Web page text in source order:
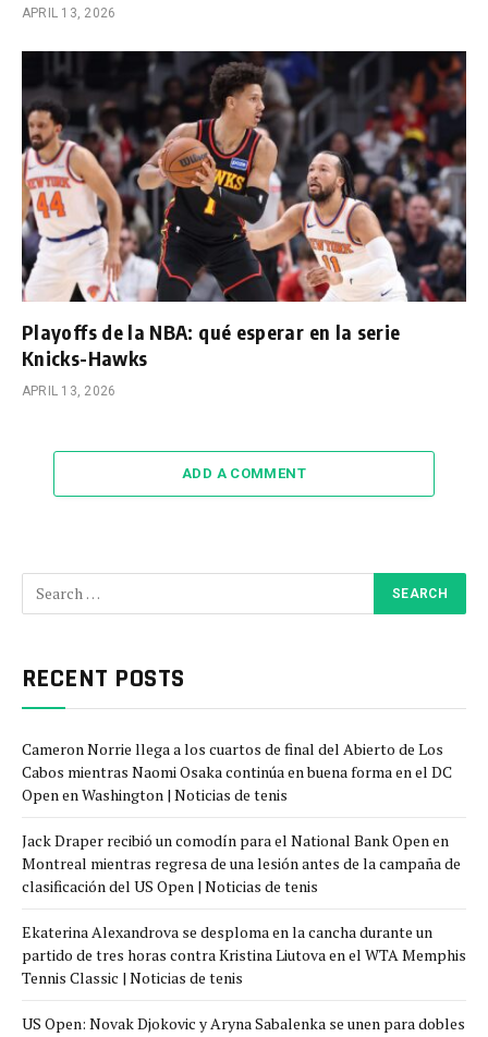
APRIL 13, 2026
Playoffs de la NBA: qué esperar en la serie
Knicks-Hawks
APRIL 13, 2026
ADD A COMMENT
RECENT POSTS
Cameron Norrie llega a los cuartos de final del Abierto de Los
Cabos mientras Naomi Osaka continúa en buena forma en el DC
Open en Washington | Noticias de tenis
Jack Draper recibió un comodín para el National Bank Open en
Montreal mientras regresa de una lesión antes de la campaña de
clasificación del US Open | Noticias de tenis
Ekaterina Alexandrova se desploma en la cancha durante un
partido de tres horas contra Kristina Liutova en el WTA Memphis
Tennis Classic | Noticias de tenis
US Open: Novak Djokovic y Aryna Sabalenka se unen para dobles